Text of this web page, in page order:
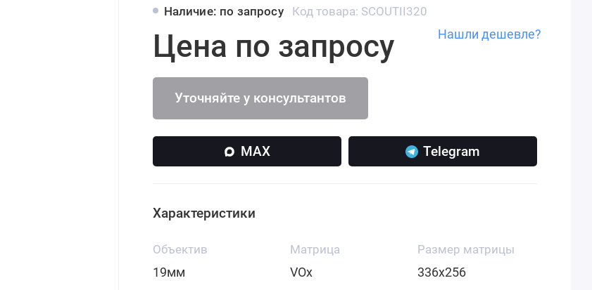
Наличие: по запросу Код товара: SCOUTII320
Цена по запросу
Уточняйте у консультантов
Нашли дешевле?
MAX Telegram
Характеристики
Объектив
19мм
Матрица
VOx
Размер матрицы
336x256